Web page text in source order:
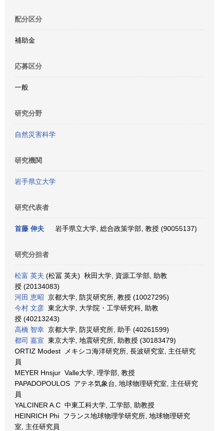
配分区分
補助金
応募区分
一般
研究分野
自然災害科学
研究機関
岩手県立大学
研究代表者
首藤 伸夫 岩手県立大学, 総合政策学部, 教授 (90055137)
研究分担者
松富 英夫 (松冨 英夫) 秋田大学, 資源工学部, 助教
授 (20134083)
河田 恵昭 京都大学, 防災研究所, 教授 (10027295)
今村 文彦 東北大学, 大学院・工学研究科, 助教
授 (40213243)
高橋 智幸 京都大学, 防災研究所, 助手 (40261599)
都司 嘉宣 東京大学, 地震研究所, 助教授 (30183479)
ORTIZ Modest メキシコ海洋研究所, 長波研究室, 主任研究
員
MEYER Hnsjur Valle大学, 理学部, 教授
PAPADOPOULOS アテネ気象台, 地球物理研究室, 主任研究
員
YALCINER A.C 中東工科大学, 工学部, 助教授
HEINRICH Phi フランス地球物理学研究所, 地球物理研究
室, 主任研究員